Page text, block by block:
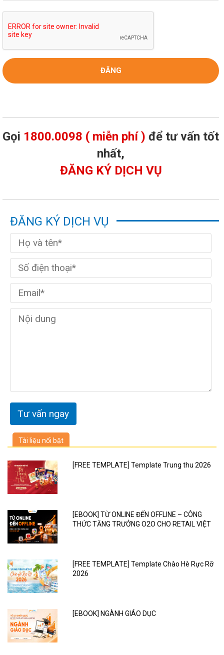
Gọi 1800.0098 ( miễn phí ) để tư vấn tốt
nhất,
ĐĂNG KÝ DỊCH VỤ
ĐĂNG KÝ DỊCH VỤ
Tài liệu nổi bật
[FREE TEMPLATE] Template Trung thu 2026
[EBOOK] TỪ ONLINE ĐẾN OFFLINE – CÔNG
THỨC TĂNG TRƯỞNG O2O CHO RETAIL VIỆT
[FREE TEMPLATE] Template Chào Hè Rực Rỡ
2026
[EBOOK] NGÀNH GIÁO DỤC